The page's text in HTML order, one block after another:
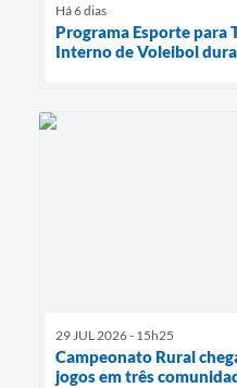
Há 6 dias
Programa Esporte para
Interno de Voleibol
29 JUL 2026 - 15h25
Campeonato Rural
jogos em três